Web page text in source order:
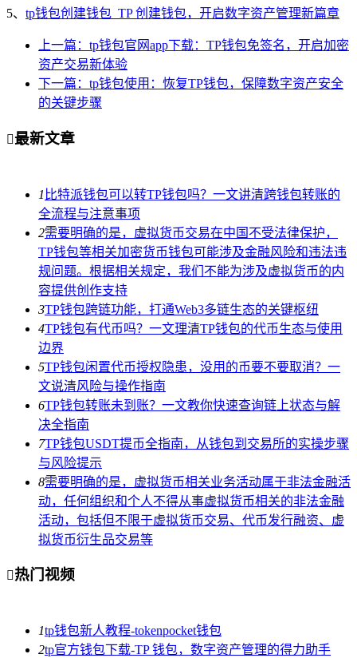
5、 tp钱包创建钱包_TP 创建钱包，开启数字资产管理新篇章
上一篇：tp钱包官网app下载：TP钱包免签名，开启加密
资产交易新体验
下一篇：tp钱包使用：恢复TP钱包，保障数字资产安全
的关键步骤
最新文章
1 比特派钱包可以转TP钱包吗？一文讲清跨钱包转账的
全流程与注意事项
2需要明确的是，虚拟货币交易在中国不受法律保护，
TP钱包等相关加密货币钱包可能涉及金融风险和违法违
规问题。根据相关规定，我们不能为涉及虚拟货币的内
容提供创作支持
3TP钱包跨链功能，打通Web3多链生态的关键枢纽
4TP钱包有代币吗？一文理清TP钱包的代币生态与使用
边界
5TP钱包闲置代币授权隐患，没用的币要不要取消？一
文说清风险与操作指南
6TP钱包转账未到账？一文教你快速查询链上状态与解
决全指南
7TP钱包USDT提币全指南，从钱包到交易所的实操步骤
与风险提示
8需要明确的是，虚拟货币相关业务活动属于非法金融活
动，任何组织和个人不得从事虚拟货币相关的非法金融
活动，包括但不限于虚拟货币交易、代币发行融资、虚
拟货币衍生品交易等
热门视频
1tp钱包新人教程-tokenpocket钱包
2tp官方钱包下载-TP 钱包，数字资产管理的得力助手